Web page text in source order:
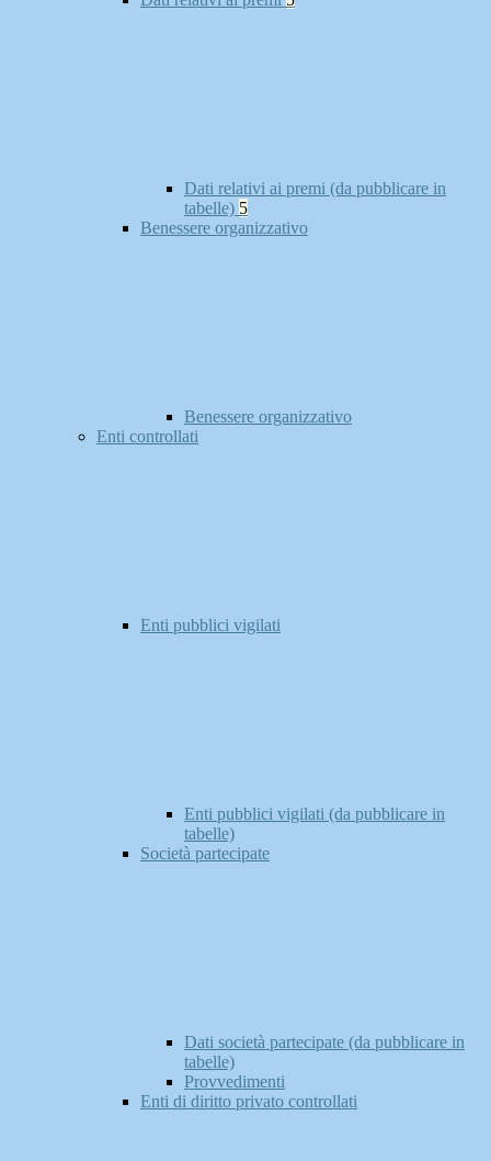
Dati relativi ai premi (da pubblicare in
tabelle) 5
Benessere organizzativo
Benessere organizzativo
Enti controllati
Enti pubblici vigilati
Enti pubblici vigilati (da pubblicare in
tabelle)
Società partecipate
Dati società partecipate (da pubblicare in
tabelle)
Provvedimenti
Enti di diritto privato controllati